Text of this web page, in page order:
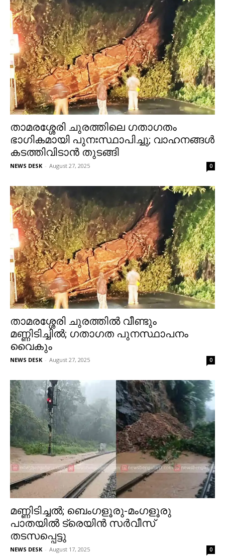
താമരശ്ശേരി ചുരത്തിലെ ഗതാഗതം
ഭാഗികമായി പുനഃസ്ഥാപിച്ചു; വാഹനങ്ങൾ
കടത്തിവിടാൻ തുടങ്ങി
NEWS DESK - August 27, 2025 0
താമരശ്ശേരി ചുരത്തിൽ വീണ്ടും
മണ്ണിടിച്ചിൽ; ഗതാഗത പുനസ്ഥാപനം
വൈകും
NEWS DESK - August 27, 2025 0
മണ്ണിടിച്ചല്‍; ബെംഗളൂരു-മംഗളൂരു
പാതയില്‍ ട്രെയിന്‍ സര്‍വീസ്
തടസപ്പെട്ടു
NEWS DESK - August 17, 2025 0